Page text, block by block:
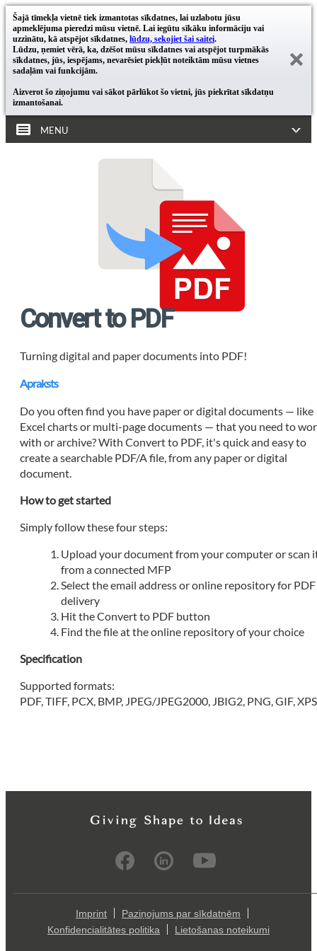
Šajā tīmekļa vietnē tiek izmantotas sīkdatnes, lai uzlabotu jūsu
apmeklējuma pieredzi mūsu vietnē. Lai iegūtu sīkāku informāciju vai
uzzinātu, kā atspējot sīkdatnes, lūdzu, sekojiet šai saitei.
Lūdzu, ņemiet vērā, ka, dzēšot mūsu sīkdatnes vai atspējot turpmākās
sīkdatnes, jūs, iespējams, nevarēsiet piekļūt noteiktām mūsu vietnes
sadaļām vai funkcijām.
Aizverot šo ziņojumu vai sākot pārlūkot šo vietni, jūs piekrītat sīkdatņu
izmantošanai.
MENU
Convert to PDF
Turning digital and paper documents into PDF!
Apraksts
Do you often find you have paper or digital documents — like
Excel charts or multi-page documents — that you need to
with or archive? With Convert to PDF, it's quick and easy to
create a searchable PDF/A file, from any paper or digital
document.
How to get started
Simply follow these four steps:
Upload your document from your computer or scan
from a connected MFP
Select the email address or online repository for PDF
delivery
Hit the Convert to PDF button
Find the file at the online repository of your choice
Specification
Supported formats:
PDF, TIFF, PCX, BMP, JPEG/JPEG2000, JBIG2, PNG, GIF, XPS
Imprint
Paziņojums par sīkdatnēm
Konfidencialitātes politika
Lietošanas noteikumi